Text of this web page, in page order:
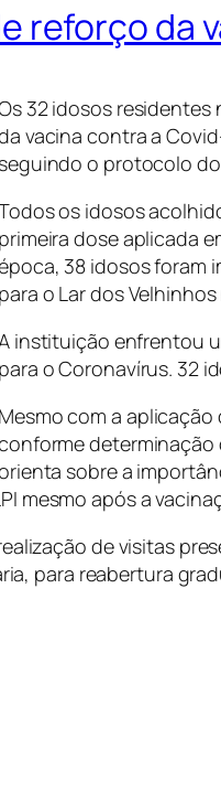
reforço da
32 idosos
vacina contra a
seguindo o protocolo
os idosos
primeira dose aplicada
38 idosos foram
para o Lar dos
instituição enfrentou
para o Coronavírus. 32
Mesmo com a
determinação
sobre a
mesmo após a
de visitas
para reabertura